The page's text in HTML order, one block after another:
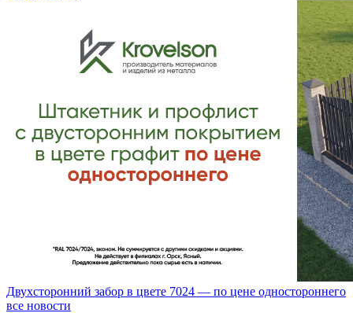
Двухсторонний забор в цвете 7024 — по цене одностороннего
все новости